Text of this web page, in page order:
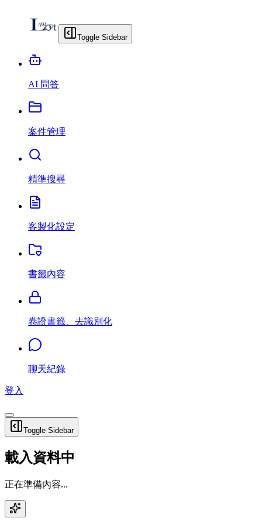
Toggle Sidebar
AI 問答
案件管理
精準搜尋
客製化設定
書籤內容
卷證書籤、去識別化
聊天紀錄
登入
Toggle Sidebar
載入資料中
正在準備內容...